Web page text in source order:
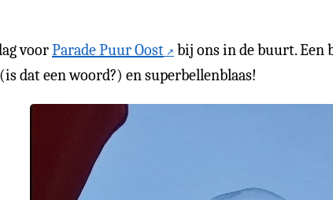
voorParade Puur Oost bij ons in de buurt. Een
(is dat een woord?) en superbellenblaas!